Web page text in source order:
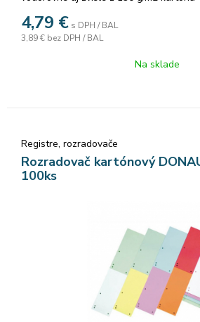
4,79 € s DPH / BAL
3,89 € bez DPH / BAL
Na sklade
Registre, rozradovače
Rozradovač kartónový
100ks